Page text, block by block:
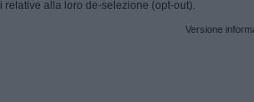
alla loro de-selezione (opt-out).
Versione